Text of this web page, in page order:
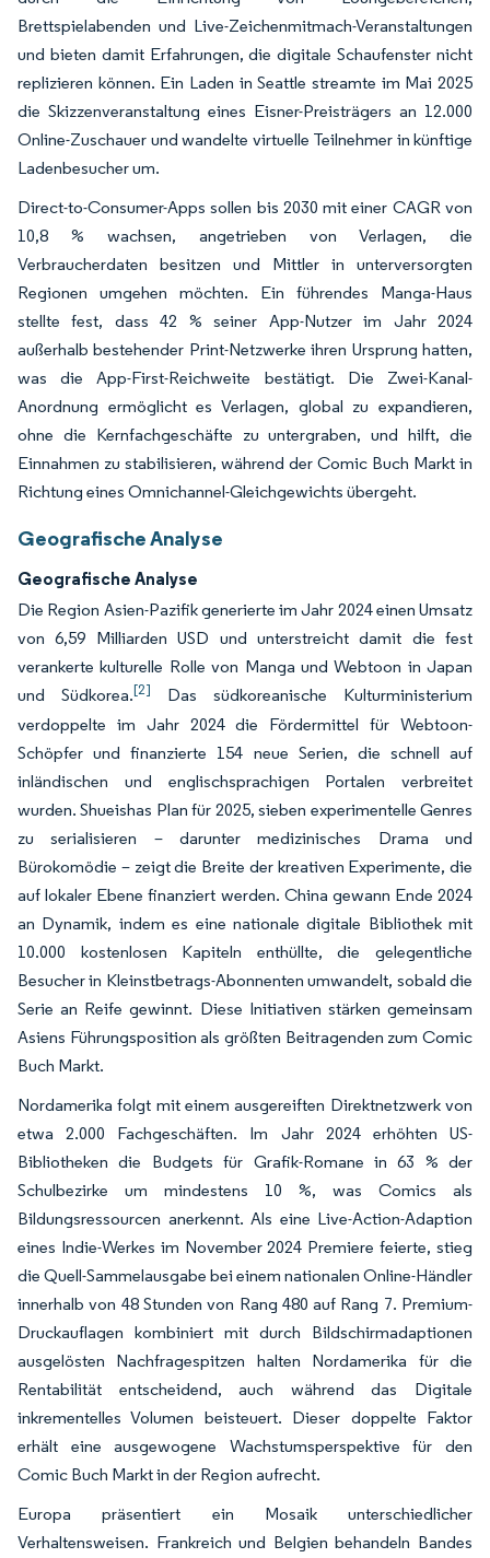
Brettspielabenden und Live-Zeichenmitmach-Veranstaltungen
und bieten damit Erfahrungen, die digitale Schaufenster nicht
replizieren können. Ein Laden in Seattle streamte im Mai 2025
die Skizzenveranstaltung eines Eisner-Preisträgers an 12.000
Online-Zuschauer und wandelte virtuelle Teilnehmer in künftige
Ladenbesucher um.
Direct-to-Consumer-Apps sollen bis 2030 mit einer CAGR von
10,8 % wachsen, angetrieben von Verlagen, die
Verbraucherdaten besitzen und Mittler in unterversorgten
Regionen umgehen möchten. Ein führendes Manga-Haus
stellte fest, dass 42 % seiner App-Nutzer im Jahr 2024
außerhalb bestehender Print-Netzwerke ihren Ursprung hatten,
was die App-First-Reichweite bestätigt. Die Zwei-Kanal-
Anordnung ermöglicht es Verlagen, global zu expandieren,
ohne die Kernfachgeschäfte zu untergraben, und hilft, die
Einnahmen zu stabilisieren, während der Comic Buch Markt in
Richtung eines Omnichannel-Gleichgewichts übergeht.
Geografische Analyse
Geografische Analyse
Die Region Asien-Pazifik generierte im Jahr 2024 einen Umsatz
von 6,59 Milliarden USD und unterstreicht damit die fest
verankerte kulturelle Rolle von Manga und Webtoon in Japan
und Südkorea.[2]
Das südkoreanische Kulturministerium
verdoppelte im Jahr 2024 die Fördermittel für Webtoon-
Schöpfer und finanzierte 154 neue Serien, die schnell auf
inländischen und englischsprachigen Portalen verbreitet
wurden. Shueishas Plan für 2025, sieben experimentelle Genres
zu serialisieren – darunter medizinisches Drama und
Bürokomödie – zeigt die Breite der kreativen Experimente, die
auf lokaler Ebene finanziert werden. China gewann Ende 2024
an Dynamik, indem es eine nationale digitale Bibliothek mit
10.000 kostenlosen Kapiteln enthüllte, die gelegentliche
Besucher in Kleinstbetrags-Abonnenten umwandelt, sobald die
Serie an Reife gewinnt. Diese Initiativen stärken gemeinsam
Asiens Führungsposition als größten Beitragenden zum Comic
Buch Markt.
Nordamerika folgt mit einem ausgereiften Direktnetzwerk von
etwa 2.000 Fachgeschäften. Im Jahr 2024 erhöhten US-
Bibliotheken die Budgets für Grafik-Romane in 63 % der
Schulbezirke um mindestens 10 %, was Comics als
Bildungsressourcen anerkennt. Als eine Live-Action-Adaption
eines Indie-Werkes im November 2024 Premiere feierte, stieg
die Quell-Sammelausgabe bei einem nationalen Online-Händler
innerhalb von 48 Stunden von Rang 480 auf Rang 7. Premium-
Druckauflagen kombiniert mit durch Bildschirmadaptionen
ausgelösten Nachfragespitzen halten Nordamerika für die
Rentabilität entscheidend, auch während das Digitale
inkrementelles Volumen beisteuert. Dieser doppelte Faktor
erhält eine ausgewogene Wachstumsperspektive für den
Comic Buch Markt in der Region aufrecht.
Europa präsentiert ein Mosaik unterschiedlicher
Verhaltensweisen. Frankreich und Belgien behandeln Bandes